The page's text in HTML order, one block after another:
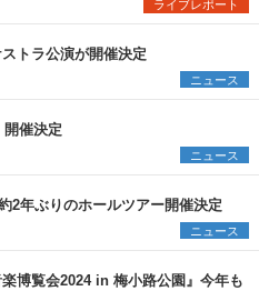
ライブレポート
トラ公演が開催決定
ニュース
開催決定
ニュース
2年ぶりのホールツアー開催決定
ニュース
博覧会2024 in 梅小路公園』今年も